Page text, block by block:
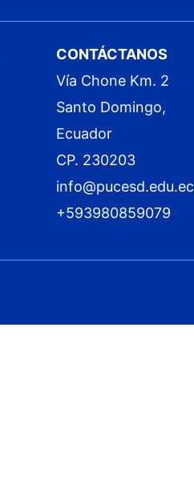
CONTÁCTANOS
Vía Chone Km. 2
Santo Domingo,
Ecuador
CP. 230203
info@pucesd.edu.ec
+593980859079